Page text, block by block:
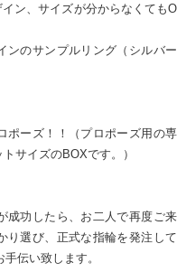
ン、サイズが分からなくてもO
ンのサンプルリング（シルバー
ポーズ！！（プロポーズ用の専
サイズのBOXです。）
功したら、お二人で再度ご来
り選び、正式な指輪を発注して
伝い致します。